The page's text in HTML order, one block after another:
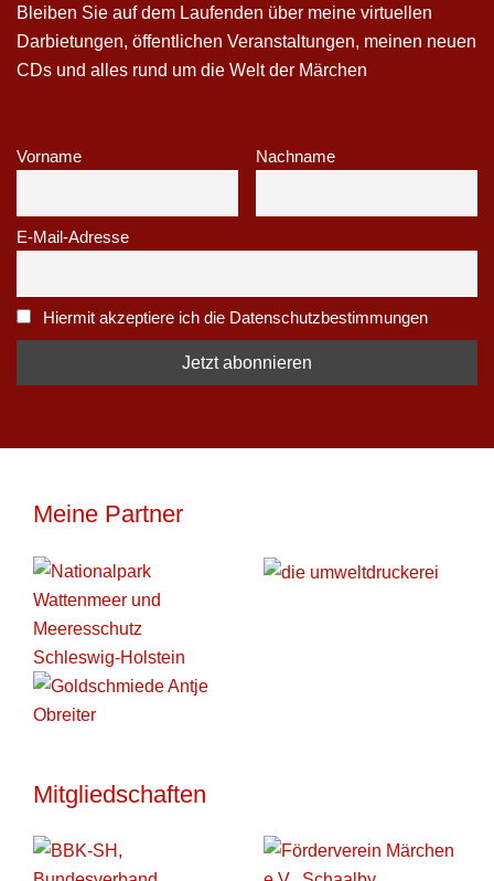
Bleiben Sie auf dem Laufenden über meine virtuellen
Darbietungen, öffentlichen Veranstaltungen, meinen neuen
CDs und alles rund um die Welt der Märchen
Vorname Nachname
E-Mail-Adresse
Hiermit akzeptiere ich die Datenschutzbestimmungen
Meine Partner
Mitgliedschaften